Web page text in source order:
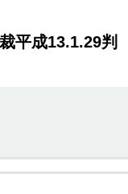
平成13.1.29判